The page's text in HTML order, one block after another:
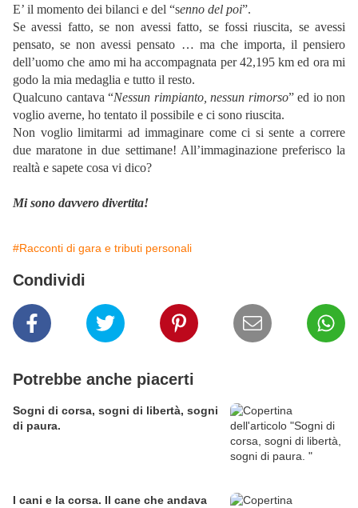
E’ il momento dei bilanci e del “senno del poi”.
Se avessi fatto, se non avessi fatto, se fossi riuscita, se avessi
pensato, se non avessi pensato … ma che importa, il pensiero
dell’uomo che amo mi ha accompagnata per 42,195 km ed ora mi
godo la mia medaglia e tutto il resto.
Qualcuno cantava “Nessun rimpianto, nessun rimorso” ed io non
voglio averne, ho tentato il possibile e ci sono riuscita.
Non voglio limitarmi ad immaginare come ci si sente a correre
due maratone in due settimane! All’immaginazione preferisco la
realtà e sapete cosa vi dico?
Mi sono davvero divertita!
#Racconti di gara e tributi personali
Condividi
Potrebbe anche piacerti
Sogni di corsa, sogni di libertà, sogni
di paura.
I cani e la corsa. Il cane che andava